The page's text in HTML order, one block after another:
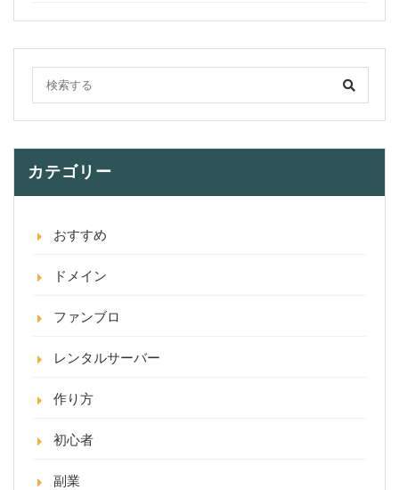
カテゴリー
おすすめ
ドメイン
ファンブロ
レンタルサーバー
作り方
初心者
副業